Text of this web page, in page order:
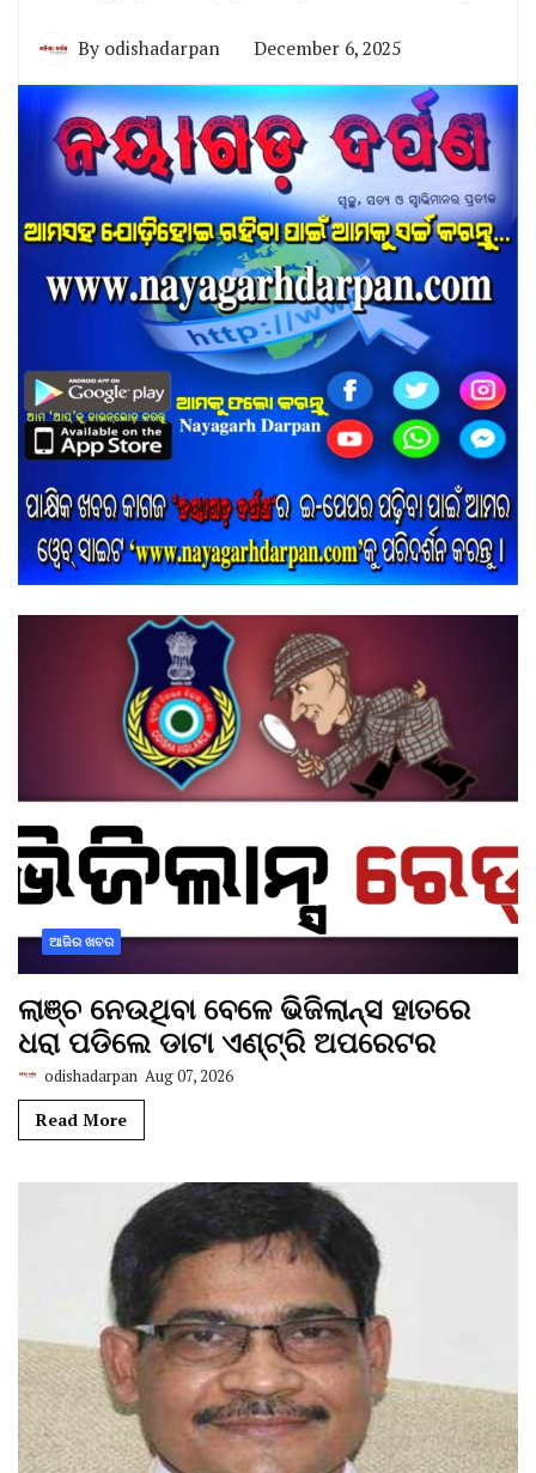
By odishadarpan December 6, 2025
ଆଜିର ଖବର
ଲାଞ୍ଚ ନେଉଥିବା ବେଳେ ଭିଜିଲାନ୍ସ ହାତରେ
ଧରା ପଡିଲେ ଡାଟା ଏଣ୍ଟ୍ରି ଅପରେଟର
odishadarpan Aug 07, 2026
Read More